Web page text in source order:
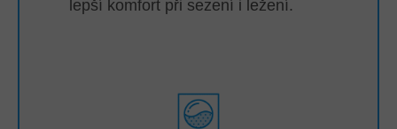
lepší komfort při sezení i ležení.